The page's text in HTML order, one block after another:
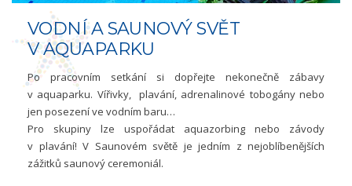
VODNÍ A SAUNOVÝ SVĚT
V AQUAPARKU
Po pracovním setkání si dopřejte nekonečně zábavy
v aquaparku. Vířivky, plavání, adrenalinové tobogány nebo
jen posezení ve vodním baru…
Pro skupiny lze uspořádat aquazorbing nebo závody
v plavání! V Saunovém světě je jedním z nejoblíbenějších
zážitků saunový ceremoniál.